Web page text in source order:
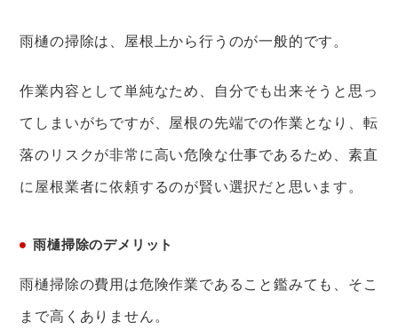
雨樋の掃除は、屋根上から行うのが一般的です。
作業内容として単純なため、自分でも出来そうと思っ
てしまいがちですが、屋根の先端での作業となり、転
落のリスクが非常に高い危険な仕事であるため、素直
に屋根業者に依頼するのが賢い選択だと思います。
雨樋掃除のデメリット
雨樋掃除の費用は危険作業であること鑑みても、そこ
まで高くありません。